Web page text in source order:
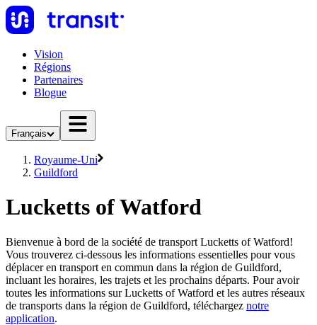
Vision
Régions
Partenaires
Blogue
Français
Royaume-Uni
Guildford
Lucketts of Watford
Bienvenue à bord de la société de transport Lucketts of Watford!
Vous trouverez ci-dessous les informations essentielles pour vous
déplacer en transport en commun dans la région de Guildford,
incluant les horaires, les trajets et les prochains départs. Pour avoir
toutes les informations sur Lucketts of Watford et les autres réseaux
de transports dans la région de Guildford, téléchargez notre
application.